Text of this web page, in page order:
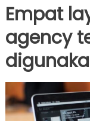
Empat
agency